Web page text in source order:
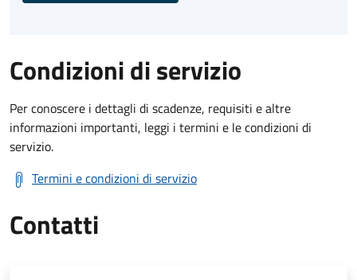
Condizioni di servizio
Per conoscere i dettagli di scadenze, requisiti e altre
informazioni importanti, leggi i termini e le condizioni di
servizio.
Termini e condizioni di servizio
Contatti